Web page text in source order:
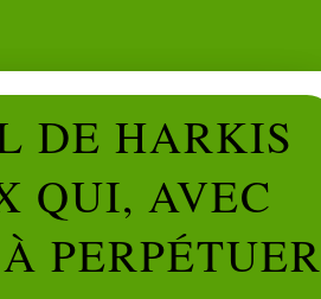
DE HARKIS
QUI, AVEC
PERPÉTUER